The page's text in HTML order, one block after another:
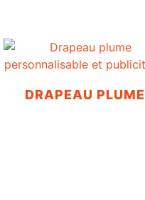
DRAPEAU PLUME